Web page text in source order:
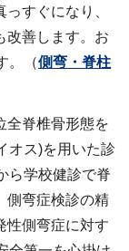
すぐになり、
改善します。お
。（側弯・脊柱
全脊椎骨形態を
オス)を用いた診
ら学校健診で脊
側弯症検診の精
性側弯症に対す